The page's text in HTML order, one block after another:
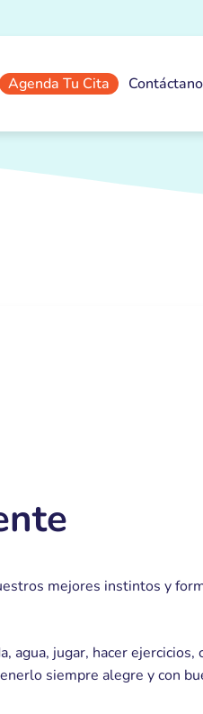
Agenda Tu Cita
mejores instintos y
agua, jugar, hacer ejercicios,
siempre alegre y con